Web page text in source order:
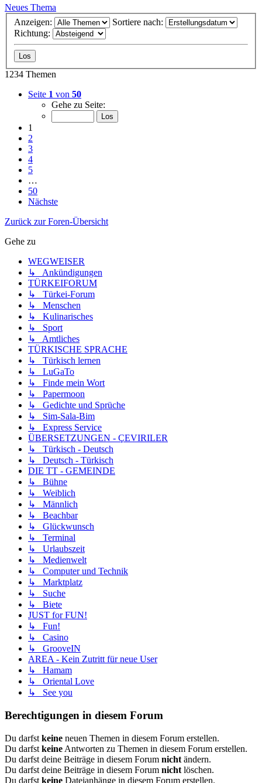
Neues Thema
Anzeigen:
Sortiere nach:
Richtung:
1234 Themen
Seite 1 von 50
Gehe zu Seite:
1
2
3
4
5
…
50
Nächste
Zurück zur Foren-Übersicht
Gehe zu
WEGWEISER
↳ Ankündigungen
TÜRKEIFORUM
↳ Türkei-Forum
↳ Menschen
↳ Kulinarisches
↳ Sport
↳ Amtliches
TÜRKISCHE SPRACHE
↳ Türkisch lernen
↳ LuGaTo
↳ Finde mein Wort
↳ Papermoon
↳ Gedichte und Sprüche
↳ Sim-Sala-Bim
↳ Express Service
ÜBERSETZUNGEN - ÇEVIRILER
↳ Türkisch - Deutsch
↳ Deutsch - Türkisch
DIE TT - GEMEINDE
↳ Bühne
↳ Weiblich
↳ Männlich
↳ Beachbar
↳ Glückwunsch
↳ Terminal
↳ Urlaubszeit
↳ Medienwelt
↳ Computer und Technik
↳ Marktplatz
↳ Suche
↳ Biete
JUST for FUN!
↳ Fun!
↳ Casino
↳ GrooveIN
AREA - Kein Zutritt für neue User
↳ Hamam
↳ Oriental Love
↳ See you
Berechtigungen in diesem Forum
Du darfst keine neuen Themen in diesem Forum erstellen.
Du darfst keine Antworten zu Themen in diesem Forum erstellen.
Du darfst deine Beiträge in diesem Forum nicht ändern.
Du darfst deine Beiträge in diesem Forum nicht löschen.
Du darfst keine Dateianhänge in diesem Forum erstellen.